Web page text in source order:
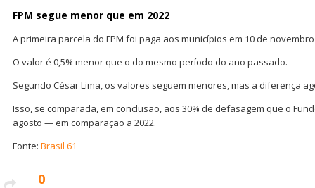
FPM segue menor que em 2022
A primeira parcela do FPM foi paga aos municípios em 10 de
O valor é 0,5% menor que o do mesmo período do ano passado.
Segundo César Lima, os valores seguem menores, mas a diferença
Isso, se comparada, em conclusão, aos 30% de defasagem que o
agosto — em comparação a 2022.
Fonte: Brasil 61
0